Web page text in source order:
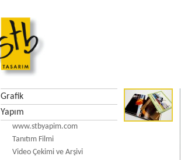
Grafik
Yapım
www.stbyapim.com
Tanıtım Filmi
Video Çekimi ve Arşivi